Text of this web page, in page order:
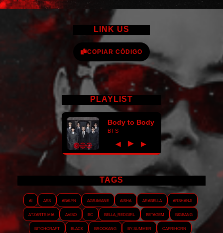
LINK US
COPIAR CÓDIGO
PLAYLIST
Body to Body
BTS
◀ ► ▶
TAGS
AI ASS Abalyn Agraviane Aisha Arabella
Arshanji
Atzarts Mia
Aviso BC Bella_RedGirl Betagem
Bigbang
Bitchcraft
Black Brookang By.summer Caprihorn